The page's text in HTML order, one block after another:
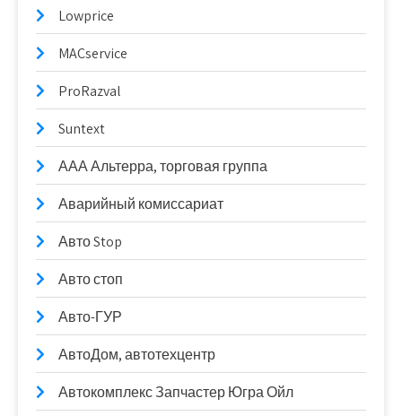
Lowprice
MACservice
ProRazval
Suntext
ААА Альтерра, торговая группа
Аварийный комиссариат
Авто Stop
Авто стоп
Авто-ГУР
АвтоДом, автотехцентр
Автокомплекс Запчастер Югра Ойл